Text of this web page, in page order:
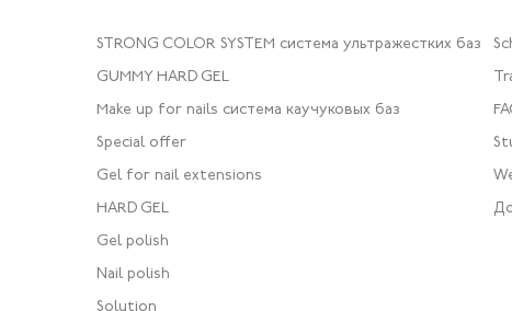
STRONG COLOR SYSTEM система ультражестких баз
GUMMY HARD GEL
Make up for nails система каучуковых баз
Special offer
Gel for nail extensions
HARD GEL
Gel polish
Nail polish
Solution